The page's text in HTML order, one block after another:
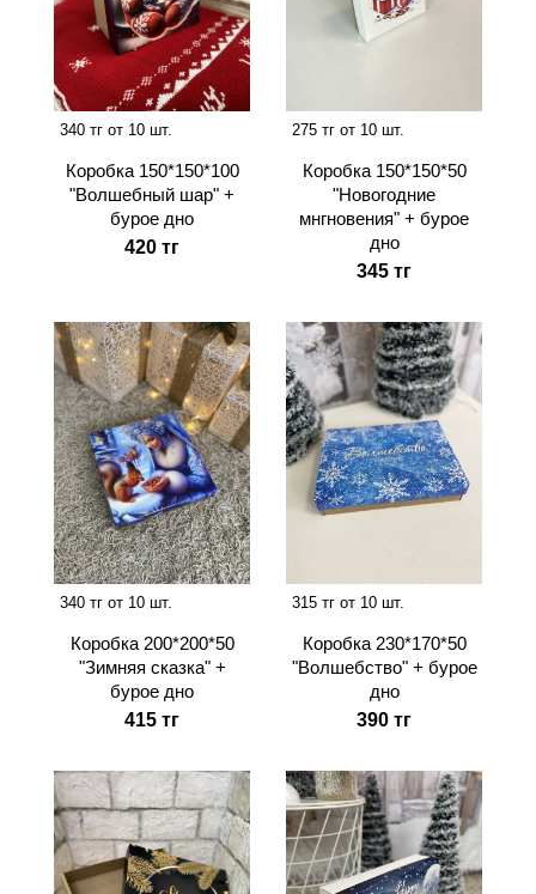
340 тг от 10 шт.
Коробка 150*150*100
"Волшебный шар" +
бурое дно
420 тг
275 тг от 10 шт.
Коробка 150*150*50
"Новогодние
мнгновения" + бурое
дно
345 тг
340 тг от 10 шт.
Коробка 200*200*50
"Зимняя сказка" +
бурое дно
415 тг
315 тг от 10 шт.
Коробка 230*170*50
"Волшебство" + бурое
дно
390 тг